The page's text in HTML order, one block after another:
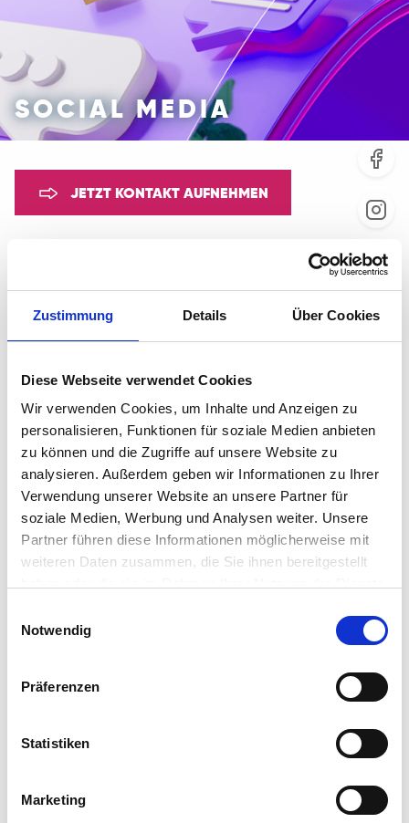
Zustimmung Details Über Cookies
Diese Webseite verwendet Cookies
Wir verwenden Cookies, um Inhalte und Anzeigen zu
personalisieren, Funktionen für soziale Medien anbieten
zu können und die Zugriffe auf unsere Website zu
analysieren. Außerdem geben wir Informationen zu Ihrer
Verwendung unserer Website an unsere Partner für
soziale Medien, Werbung und Analysen weiter. Unsere
Partner führen diese Informationen möglicherweise mit
weiteren Daten zusammen, die Sie ihnen bereitgestellt
Notwendig
Präferenzen
Statistiken
Marketing
SOCIAL MEDIA
JETZT KONTAKT AUFNEHMEN
FOLGE UNS UND SEI IMMER
AUF DEM LAUFENDEN!